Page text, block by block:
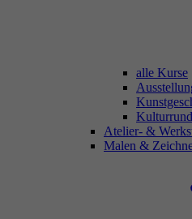
alle Kurse
Atelier- &
Malen &